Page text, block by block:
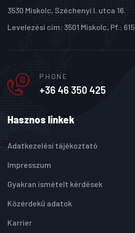
3530 Miskolc, Széchenyi I. utca 16.
Levelezési cím: 3501 Miskolc, Pf.: 615
PHONE
+36 46 350 425
Hasznos linkek
Adatkezelési tájékoztató
Impresszum
Gyakran ismételt kérdések
Közérdekű adatok
Karrier